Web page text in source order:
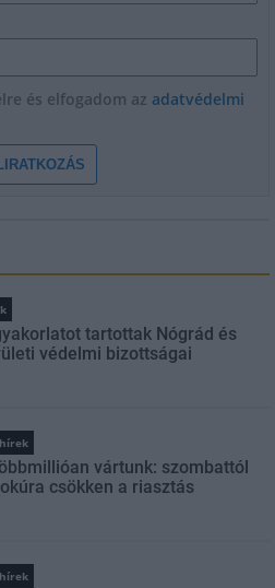
és elfogadom az adatvédelmi
tartottak Nógrád és
védelmi bizottságai
vártunk: szombattól
csökken a riasztás